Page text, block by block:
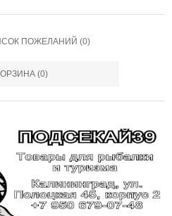
ПОЖЕЛАНИЙ (0)
(0)